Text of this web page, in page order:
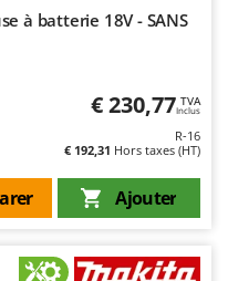
à batterie 18V - SANS
€ 230,77 TVA
Inclus
R-16
€ 192,31 Hors taxes (HT)
Ajouter